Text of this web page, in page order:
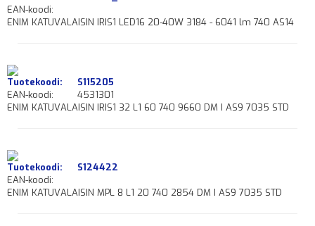
EAN-koodi:
ENIM KATUVALAISIN IRIS1 LED16 20-40W 3184 - 6041 lm 740 AS14
Tuotekoodi:
S115205
EAN-koodi:
4531301
ENIM KATUVALAISIN IRIS1 32 L1 60 740 9660 DM I AS9 7035 STD
Tuotekoodi:
S124422
EAN-koodi:
ENIM KATUVALAISIN MPL 8 L1 20 740 2854 DM I AS9 7035 STD